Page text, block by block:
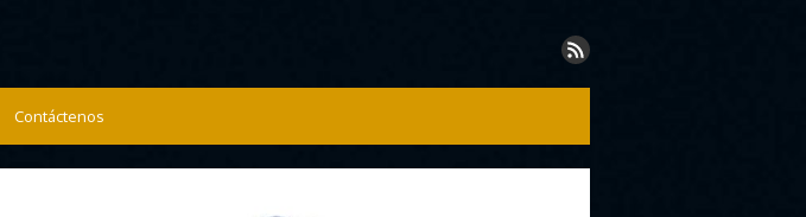
Contáctenos